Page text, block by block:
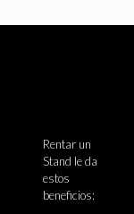
Rentar un
Stand le da
estos
beneficios: